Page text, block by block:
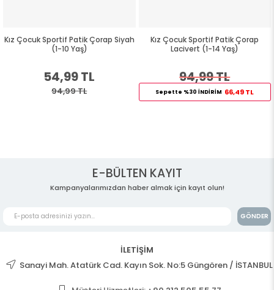
Kız Çocuk Sportif Patik Çorap Siyah
(1-10 Yaş)
54,99 TL
94,99 TL
Kız Çocuk Sportif Patik Çorap
Lacivert (1-14 Yaş)
94,99 TL
Sepette %30 İNDİRİM 66,49 TL
E-BÜLTEN KAYIT
Kampanyalarımızdan haber almak için kayıt olun!
GÖNDER
İLETİŞİM
Sanayi Mah. Atatürk Cad. Kayın Sok. No:5 Güngören / İSTANBUL